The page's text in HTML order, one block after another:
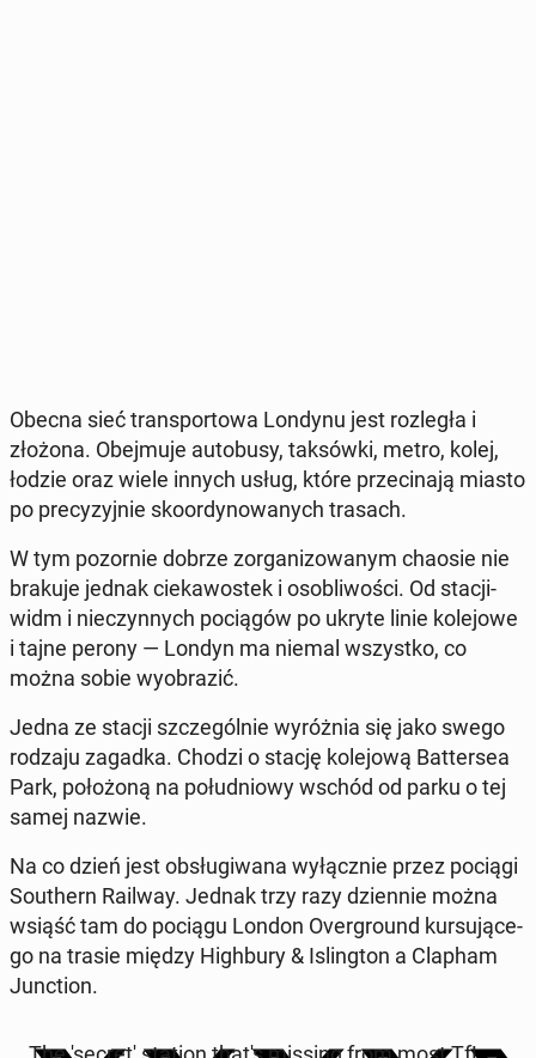
Obecna sieć trans­por­to­wa Londynu jest roz­le­gła i
złożona. Obej­mu­je au­to­bu­sy, tak­sów­ki, metro, kolej,
łodzie oraz wiele innych usług, które prze­ci­na­ją miasto
po pre­cy­zyj­nie sko­or­dy­no­wa­nych trasach.
W tym po­zor­nie dobrze zor­ga­ni­zo­wa­nym chaosie nie
brakuje jednak cie­ka­wo­stek i oso­bli­wo­ści. Od stacji-
widm i nie­czyn­nych po­cią­gów po ukryte linie ko­le­jo­we
i tajne perony — Londyn ma niemal wszyst­ko, co
można sobie wy­obra­zić.
Jedna ze stacji szcze­gól­nie wy­róż­nia się jako swego
rodzaju zagadka. Chodzi o stację ko­le­jo­wą Bat­ter­sea
Park, po­ło­żo­ną na po­łu­dnio­wy wschód od parku o tej
samej nazwie.
Na co dzień jest ob­słu­gi­wa­na wy­łącz­nie przez pociągi
So­uthern Railway. Jednak trzy razy dzien­nie można
wsiąść tam do pociągu London Over­gro­und kur­su­ją­ce­
go na trasie między Hi­gh­bu­ry & Is­ling­ton a Clapham
Junc­tion.